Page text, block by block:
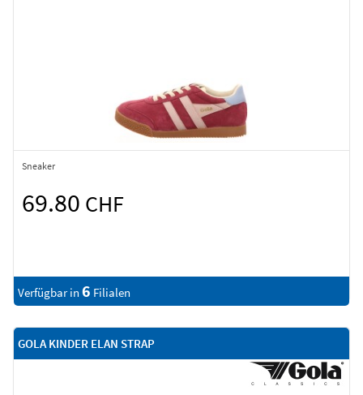
Sneaker
69.80 CHF
Verfügbar in 6 Filialen
GOLA KINDER ELAN STRAP